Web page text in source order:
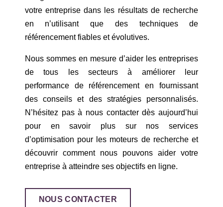
votre entreprise dans les résultats de recherche
en n’utilisant que des techniques de
référencement fiables et évolutives.
Nous sommes en mesure d’aider les entreprises
de tous les secteurs à améliorer leur
performance de référencement en fournissant
des conseils et des stratégies personnalisés.
N’hésitez pas à nous contacter dès aujourd’hui
pour en savoir plus sur nos services
d’optimisation pour les moteurs de recherche et
découvrir comment nous pouvons aider votre
entreprise à atteindre ses objectifs en ligne.
NOUS CONTACTER